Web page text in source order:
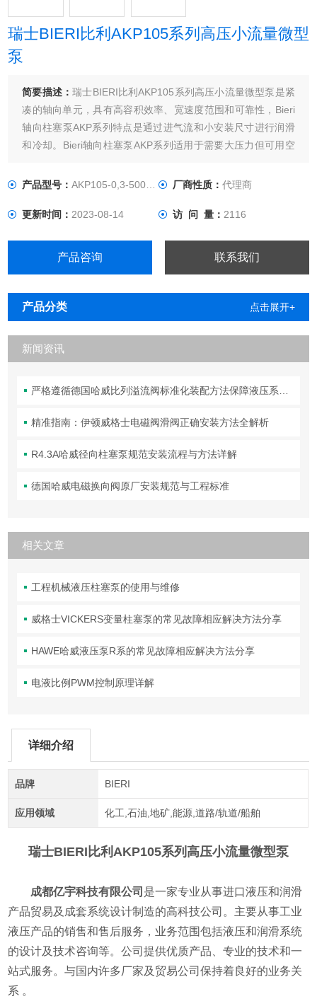
瑞士BIERI比利AKP105系列高压小流量微型
泵
简要描述：瑞士BIERI比利AKP105系列高压小流量微型泵是紧
凑的轴向单元，具有高容积效率、宽速度范围和可靠性，Bieri
轴向柱塞泵AKP系列特点是通过进气流和小安装尺寸进行润滑
和冷却。Bieri轴向柱塞泵AKP系列适用于需要大压力但可用空
产品型号：AKP105-0,3-500-P-A*00 厂商性质： 代理商
更新时间：2023-08-14 访 问 量： 2116
产品咨询 联系我们
产品分类 点击展开+
新闻资讯
严格遵循德国哈威比列溢流阀标准化装配方法保障液压系统压力调控精准可靠
精准指南：伊顿威格士电磁阀滑阀正确安装方法全解析
R4.3A哈威径向柱塞泵规范安装流程与方法详解
德国哈威电磁换向阀原厂安装规范与工程标准
相关文章
工程机械液压柱塞泵的使用与维修
威格士VICKERS变量柱塞泵的常见故障相应解决方法分享
HAWE哈威液压泵R系的常见故障相应解决方法分享
电液比例PWM控制原理详解
详细介绍
品牌 BIERI
应用领域 化工,石油,地矿,能源,道路/轨道/船舶
瑞士BIERI比利AKP105系列高压小流量微型泵
成都亿宇科技有限公司 是一家专业从事进口液压和润滑
产品贸易及成套系统设计制造的高科技公司。主要从事工业
液压产品的销售和售后服务，业务范围包括液压和润滑系统
的设计及技术咨询等。公司提供优质产品、专业的技术和一
站式服务。与国内许多厂家及贸易公司保持着良好的业务关
系 。